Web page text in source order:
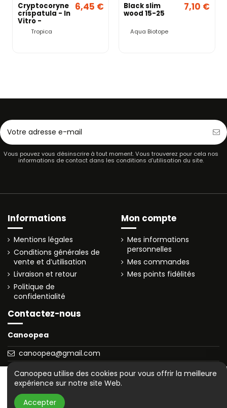
Rupture de stock
Cryptocoryne
crispatula - In
Vitro -
Tropica
Tropica
6,45 € Black slim
wood 15-25
Aqua Biotope
7,10 €
Vous pouvez vous désinscrire à tout moment. Vous trouverez pour cela nos
informations de contact dans les conditions d'utilisation du site.
Informations
Mentions légales
Conditions générales de
vente et d’utilisation
Livraison et retour
Politique de
confidentialité
Mon compte
Mes informations
personnelles
Mes commandes
Mes points fidélités
Contactez-nous
Canoopea
canoopea@gmail.com
© 2025 canoopea.com
Canoopea utilise des cookies pour vous offrir la meilleure
expérience sur notre site Web.
Accepter